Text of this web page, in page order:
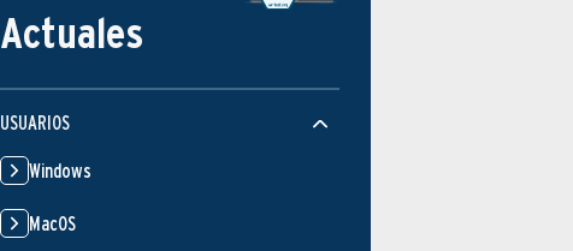
Actuales
USUARIOS
Windows
MacOS